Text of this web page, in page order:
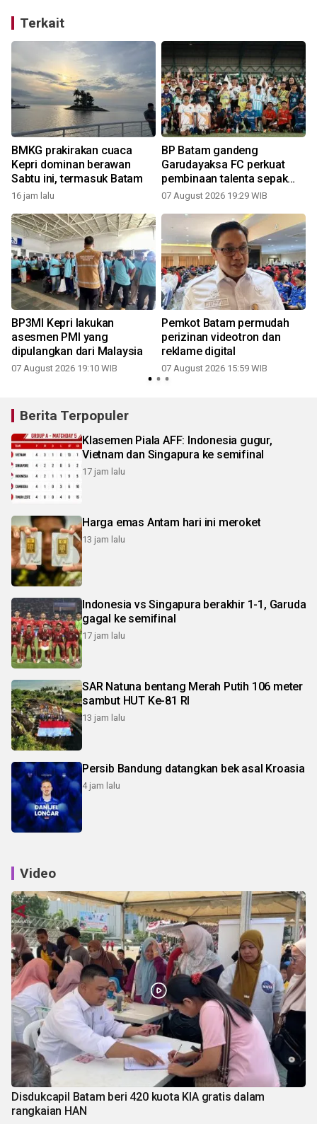
Terkait
BMKG prakirakan cuaca
Kepri dominan berawan
Sabtu ini, termasuk Batam
16 jam lalu
BP Batam gandeng
Garudayaksa FC perkuat
pembinaan talenta sepak
bola usia dini
07 August 2026 19:29 WIB
BP3MI Kepri lakukan
asesmen PMI yang
dipulangkan dari Malaysia
07 August 2026 19:10 WIB
Pemkot Batam permudah
perizinan videotron dan
reklame digital
07 August 2026 15:59 WIB
Berita Terpopuler
Klasemen Piala AFF: Indonesia gugur,
Vietnam dan Singapura ke semifinal
17 jam lalu
Harga emas Antam hari ini meroket
13 jam lalu
Indonesia vs Singapura berakhir 1-1, Garuda
gagal ke semifinal
17 jam lalu
SAR Natuna bentang Merah Putih 106 meter
sambut HUT Ke-81 RI
13 jam lalu
Persib Bandung datangkan bek asal Kroasia
4 jam lalu
Video
Disdukcapil Batam beri 420 kuota KIA gratis dalam
rangkaian HAN